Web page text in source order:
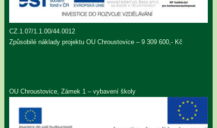
CZ.1.07/1.1.00/44.0012
Způsobilé náklady projektu OU Chroustovice – 9 309 600,- Kč
OU Chroustovice, Zámek 1 – vybavení školy